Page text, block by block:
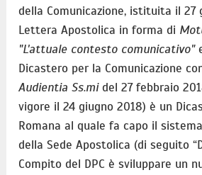
della Comunicazione, istituita il 27
Lettera Apostolica in forma di
"L'attuale contesto comunicativo"
Dicastero per la Comunicazione
Audientia Ss.midel 27 febbraio
vigore il 24 giugno 2018) è un
Romana al quale fa capo il
della Sede Apostolica (di seguito
Compito del DPC è sviluppare un